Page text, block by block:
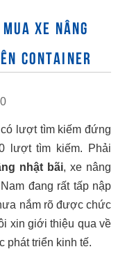
XE NÂNG
CONTAINER
có lượt tìm kiếm đứng
lượt tìm kiếm. Phải
nhật bãi, xe nâng
đang rất tấp nập
nắm rõ được chức
xin giới thiệu qua về
phát triển kinh tế.